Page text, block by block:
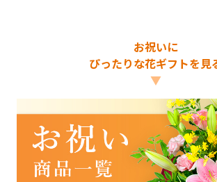
お祝いに
ぴったりな花ギフトを見
▼